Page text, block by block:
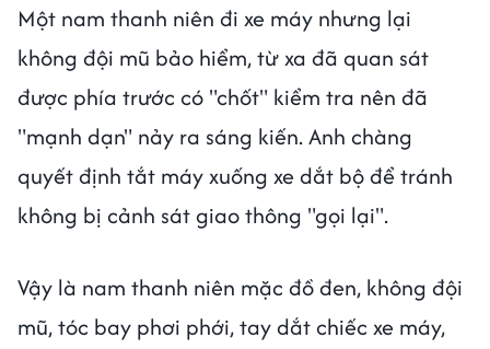
Một nam thanh niên đi xe máy nhưng lại
không đội mũ bảo hiểm, từ xa đã quan sát
được phía trước có "chốt" kiểm tra nên đã
"mạnh dạn" nảy ra sáng kiến. Anh chàng
quyết định tắt máy xuống xe dắt bộ để tránh
không bị cảnh sát giao thông "gọi lại".
Vậy là nam thanh niên mặc đồ đen, không đội
mũ, tóc bay phơi phới, tay dắt chiếc xe máy,